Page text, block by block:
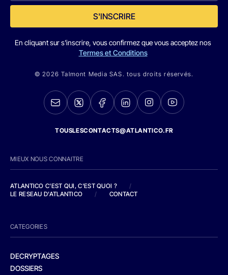
S'INSCRIRE
En cliquant sur s'inscrire, vous confirmez que vous acceptez nos
Termes et Conditions
© 2026 Talmont Media SAS. tous droits réservés.
TOUSLESCONTACTS@ATLANTICO.FR
MIEUX NOUS CONNAITRE
ATLANTICO C'EST QUI, C'EST QUOI ?
/
LE RESEAU D'ATLANTICO
/ CONTACT
CATEGORIES
DECRYPTAGES
DOSSIERS